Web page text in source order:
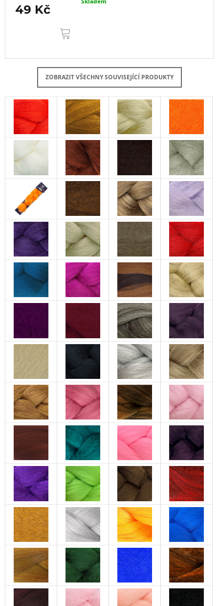
49 Kč
ZOBRAZIT VŠECHNY SOUVISEJÍCÍ PRODUKTY